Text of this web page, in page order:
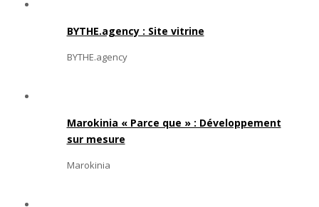
BYTHE.agency : Site vitrine
BYTHE.agency
Marokinia « Parce que » : Développement
sur mesure
Marokinia